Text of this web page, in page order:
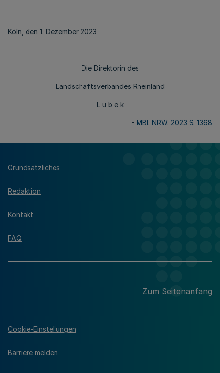
Köln, den 1. Dezember 2023
Die Direktorin des
Landschaftsverbandes Rheinland
L u b e k
- MBl. NRW. 2023 S. 1368
Grundsätzliches
Redaktion
Kontakt
FAQ
Zum Seitenanfang
Cookie-Einstellungen
Barriere melden